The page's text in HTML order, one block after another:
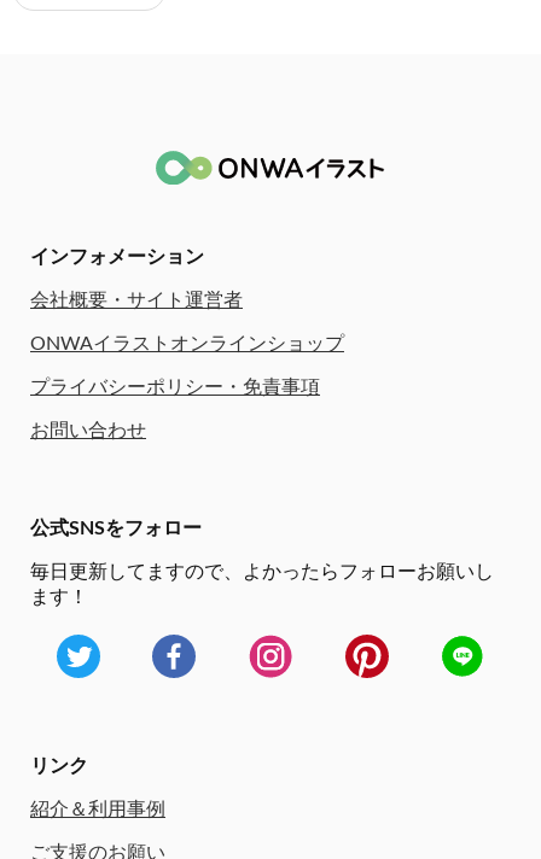
インフォメーション
会社概要・サイト運営者
ONWAイラストオンラインショップ
プライバシーポリシー・免責事項
お問い合わせ
公式SNSをフォロー
毎日更新してますので、
よかったらフォローお願いし
ます！
リンク
紹介＆利用事例
ご支援のお願い